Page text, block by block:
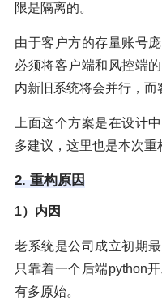
限是隔离的。
由于客户方的存量账号
必须将客户端和风控端
内新旧系统将会并行，而
上面这个方案是在设计
多建议，这里也是本次重
2. 重构原因
1）内因
老系统是公司成立初期
只靠着一个后端python
有多原始。